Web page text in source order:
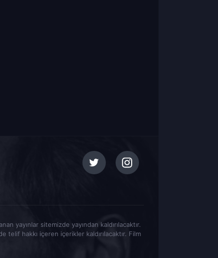
yayınlar sitemizde yayından kaldırılacaktır.
telif hakkı içeren içerikler kaldırılacaktır. Film